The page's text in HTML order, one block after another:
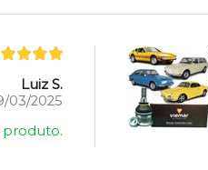
Luiz S.
03/2025
produto.